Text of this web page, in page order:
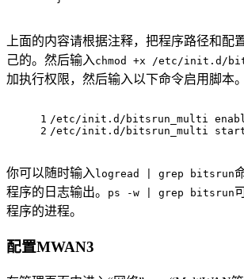
上面的内容请根据注释，把程序路径和配
己的。然后输入 chmod +x /etc/init.d/
加执行权限，然后输入以下命令启用脚本。
1
2
/etc/init.d/bitsrun_multi
/etc/init.d/bitsrun_multi
你可以随时输入 logread | grep bitsrun
程序的日志输出。
ps -w | grep bitsrun
程序的进程。
配置MWAN3